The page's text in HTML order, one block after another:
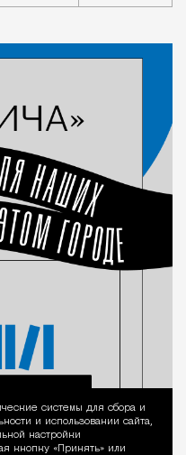
системы для сбора и
и использовании сайта,
настройки
кнопку «Принять» или